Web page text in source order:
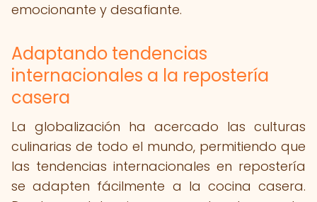
emocionante y desafiante.
Adaptando tendencias
internacionales a la repostería
casera
La globalización ha acercado las culturas
culinarias de todo el mundo, permitiendo que
las tendencias internacionales en repostería
se adapten fácilmente a la cocina casera.